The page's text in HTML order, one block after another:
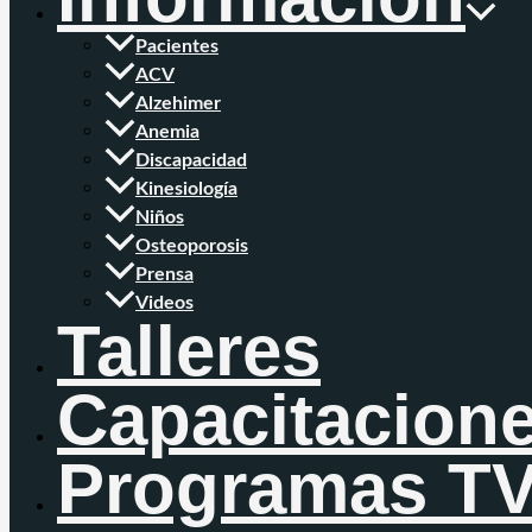
Pacientes
ACV
Alzehimer
Anemia
Discapacidad
Kinesiología
Niños
Osteoporosis
Prensa
Videos
Talleres
Programas